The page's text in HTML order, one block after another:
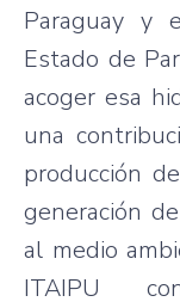
Paraguay y
Estado de
acoger esa
una
producción
generación
al medio
ITAIPU